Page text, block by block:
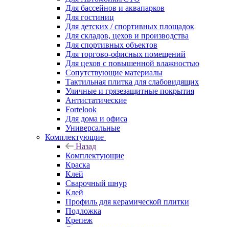
Для бассейнов и аквапарков
Для гостиниц
Для детских / спортивных площадок
Для складов, цехов и производства
Для спортивных объектов
Для торгово-офисных помещений
Для цехов с повышенной влажностью
Сопутствующие материалы
Тактильная плитка для слабовидящих
Уличные и грязезащитные покрытия
Антистатические
Fortelook
Для дома и офиса
Универсальные
Комплектующие
Назад
Комплектующие
Краска
Клей
Сварочный шнур
Клей
Профиль для керамической плитки
Подложка
Крепеж